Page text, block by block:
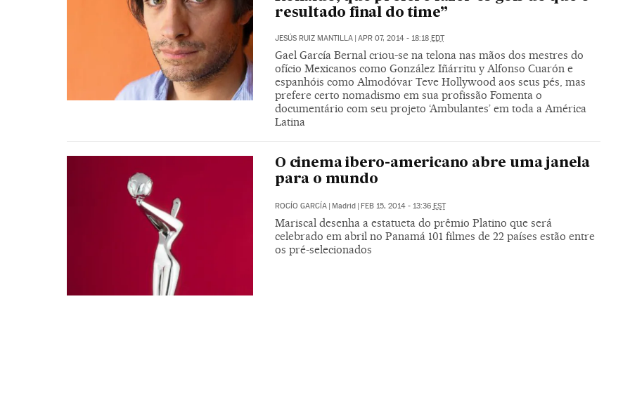
resultado final do time”
JESÚS RUIZ MANTILLA | APR 07, 2014 - 18:18 EDT
Gael García Bernal criou-se na telona nas mãos dos mestres do
ofício Mexicanos como González Iñárritu y Alfonso Cuarón e
espanhóis como Almodóvar Teve Hollywood aos seus pés, mas
prefere certo nomadismo em sua profissão Fomenta o
documentário com seu projeto ‘Ambulantes’ em toda a América
Latina
O cinema ibero-americano abre uma janela
para o mundo
ROCÍO GARCÍA Madrid FEB 15, 2014 - 13:36 EST
Mariscal desenha a estatueta do prêmio Platino que será
celebrado em abril no Panamá 101 filmes de 22 países estão entre
os pré-selecionados